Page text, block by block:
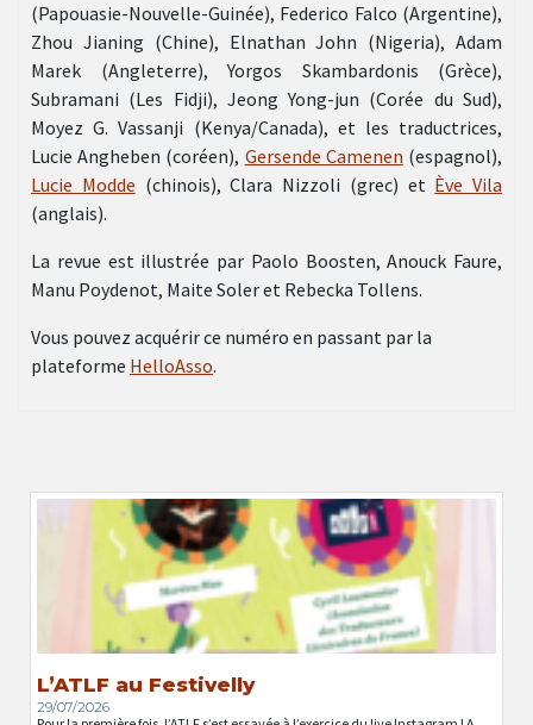
(Papouasie-Nouvelle-Guinée), Federico Falco (Argentine),
Zhou Jianing (Chine), Elnathan John (Nigeria), Adam
Marek (Angleterre), Yorgos Skambardonis (Grèce),
Subramani (Les Fidji), Jeong Yong-jun (Corée du Sud),
Moyez G. Vassanji (Kenya/Canada), et les traductrices,
Lucie Angheben (coréen), Gersende Camenen (espagnol),
Lucie Modde (chinois), Clara Nizzoli (grec) et Ève Vila
(anglais).
La revue est illustrée par Paolo Boosten, Anouck Faure,
Manu Poydenot, Maite Soler et Rebecka Tollens.
Vous pouvez acquérir ce numéro en passant par la
plateforme HelloAsso.
L’ATLF au Festivelly
29/07/2026